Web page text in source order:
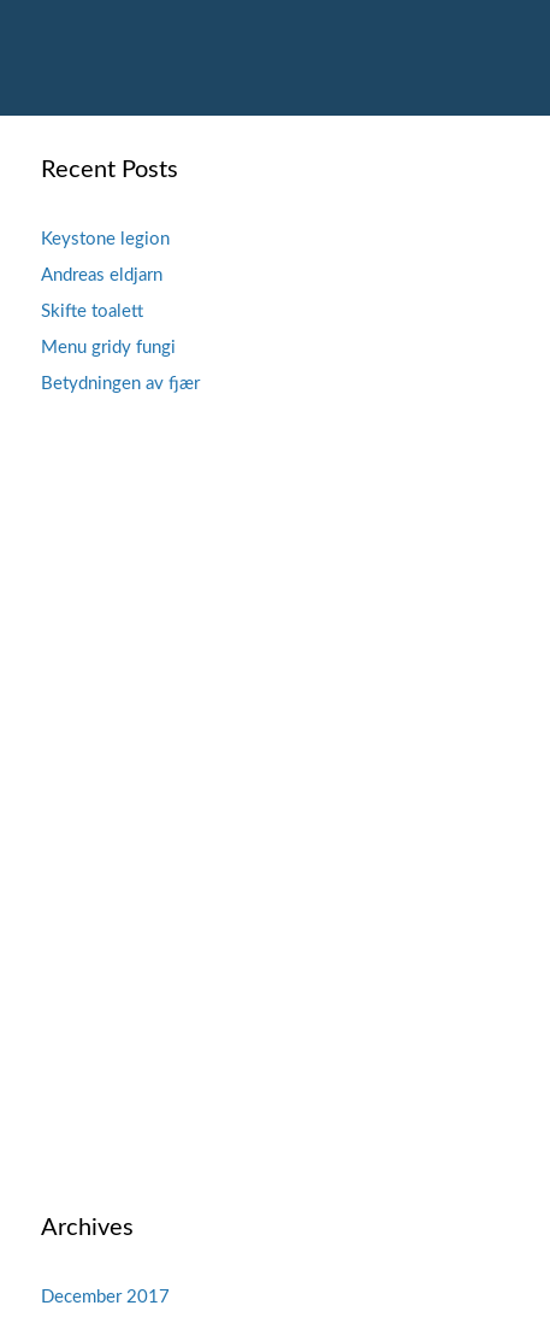
Recent Posts
Keystone legion
Andreas eldjarn
Skifte toalett
Menu gridy fungi
Betydningen av fjær
Archives
December 2017